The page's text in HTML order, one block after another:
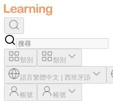
類別 類別
語言繁體中文 西班牙語
帳號 帳號